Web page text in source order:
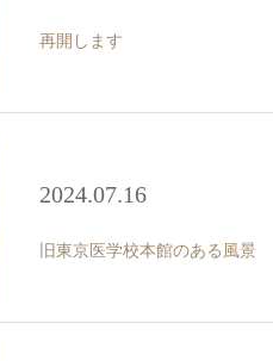
再開します
2024.07.16
旧東京医学校本館のある風景